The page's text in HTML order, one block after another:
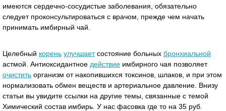
имеются сердечно-сосудистые заболевания, обязательно
следует проконсультироваться с врачом, прежде чем начать
принимать имбирный чай.
Целебный корень улучшаетсостояние больных бронхиальной
астмой. Антиоксидантное действие имбирного чая позволяет
очистить организм от накопившихся токсинов, шлаков, и при этом
нормализовать обмен веществ и артериальное давление. Внизу
статьи вы увидите ссылки на другие темы, связанные с темой
Химический состав имбирь. У нас фасовка где то на 35 руб.